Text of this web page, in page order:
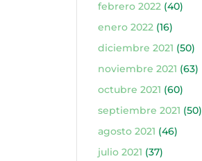
febrero 2022(40)
enero 2022(16)
diciembre 2021 (50)
noviembre 2021 (63)
octubre 2021 (60)
septiembre 2021 (50)
agosto 2021 (46)
julio 2021 (37)